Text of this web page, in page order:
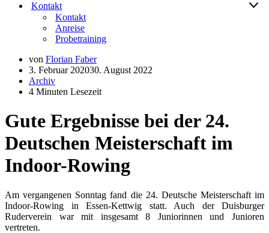
Kontakt
Kontakt
Anreise
Probetraining
von Florian Faber
3. Februar 202030. August 2022
Archiv
4 Minuten Lesezeit
Gute Ergebnisse bei der 24.
Deutschen Meisterschaft im
Indoor-Rowing
Am vergangenen Sonntag fand die 24. Deutsche Meisterschaft im
Indoor-Rowing in Essen-Kettwig statt. Auch der Duisburger
Ruderverein war mit insgesamt 8 Juniorinnen und Junioren
vertreten.